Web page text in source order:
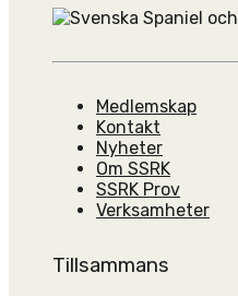
Medlemskap
Kontakt
Nyheter
Om SSRK
SSRK Prov
Verksamheter
Tillsammans